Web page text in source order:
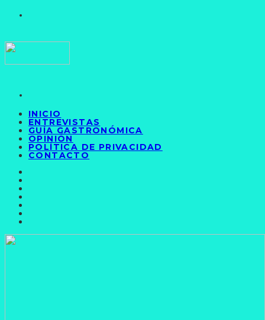
INICIO
ENTREVISTAS
GUÍA GASTRONÓMICA
OPINIÓN
POLÍTICA DE PRIVACIDAD
CONTACTO